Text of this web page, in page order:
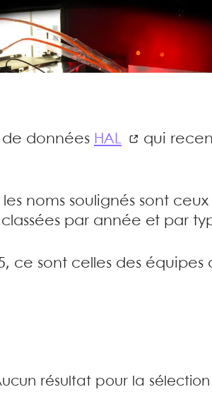
données HAL
qui
noms soulignés sont
par année et par
ce sont celles des équipes
résultat pour la